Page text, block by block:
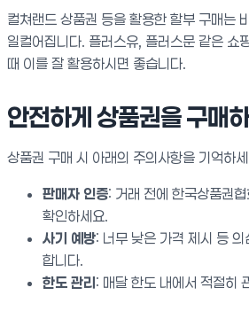
컬쳐랜드 상품권 등을 활용한 할부 구매는
일컬어집니다. 플러스유, 플러스문 같은 쇼
때 이를 잘 활용하시면 좋습니다.
안전하게 상품권을 구매
상품권 구매 시 아래의 주의사항을 기억하
판매자 인증: 거래 전에 한국상품권
확인하세요.
사기 예방: 너무 낮은 가격 제시 등
합니다.
한도 관리: 매달 한도 내에서 적절히